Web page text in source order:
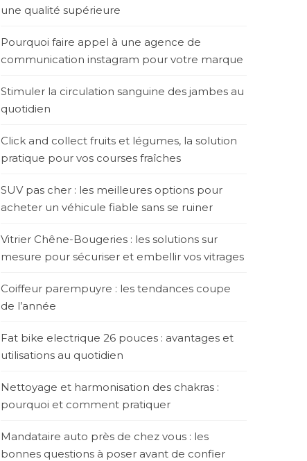
une qualité supérieure
Pourquoi faire appel à une agence de
communication instagram pour votre marque
Stimuler la circulation sanguine des jambes au
quotidien
Click and collect fruits et légumes, la solution
pratique pour vos courses fraîches
SUV pas cher : les meilleures options pour
acheter un véhicule fiable sans se ruiner
Vitrier Chêne-Bougeries : les solutions sur
mesure pour sécuriser et embellir vos vitrages
Coiffeur parempuyre : les tendances coupe
de l’année
Fat bike electrique 26 pouces : avantages et
utilisations au quotidien
Nettoyage et harmonisation des chakras :
pourquoi et comment pratiquer
Mandataire auto près de chez vous : les
bonnes questions à poser avant de confier